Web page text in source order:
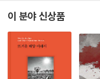
이 분야 신상품